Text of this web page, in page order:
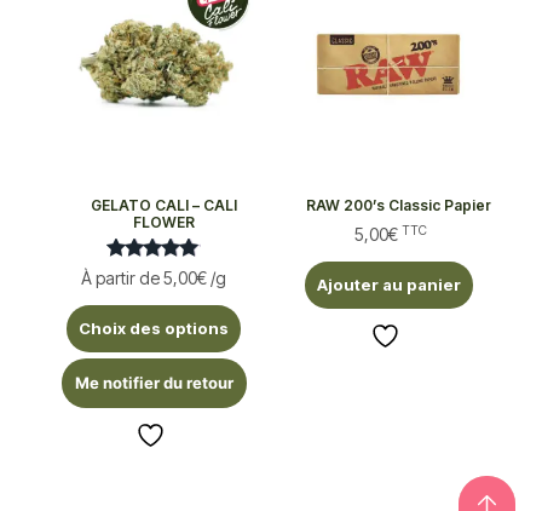
GELATO CALI – CALI
FLOWER
Note
5.00
sur 5
À partir de5,00€ /g
Choix des options
Me notifier du retour
RAW 200’s Classic Papier
5,00€ TTC
Ajouter au panier